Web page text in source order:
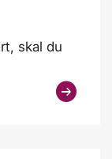
skal du